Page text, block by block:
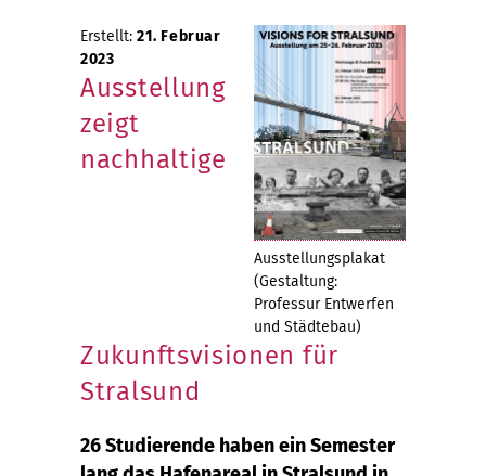
Ausstellungsplakat
(Gestaltung:
Professur Entwerfen
und Städtebau)
Erstellt: 21. Februar
2023
Ausstellung
zeigt
nachhaltige
Zukunftsvisionen für
Stralsund
26 Studierende haben ein Semester